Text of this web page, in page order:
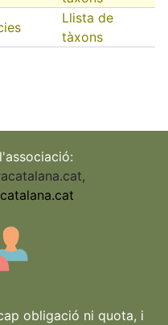
Llista de
tàxons
,
obligació ni quota, i